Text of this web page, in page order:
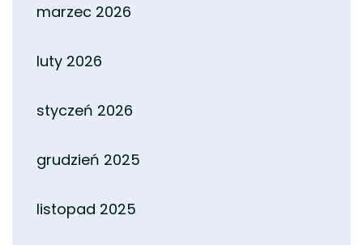
marzec 2026
luty 2026
styczeń 2026
grudzień 2025
listopad 2025